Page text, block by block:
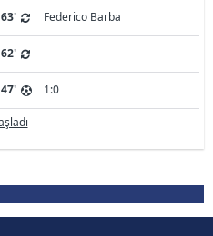
63' Federico Barba
62'
47' 1:0